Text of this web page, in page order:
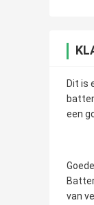
Dit is
een
van